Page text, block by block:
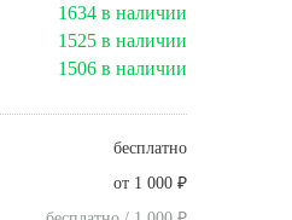
1634 в наличии
1525 в наличии
1506 в наличии
бесплатно
от 1 000 ₽